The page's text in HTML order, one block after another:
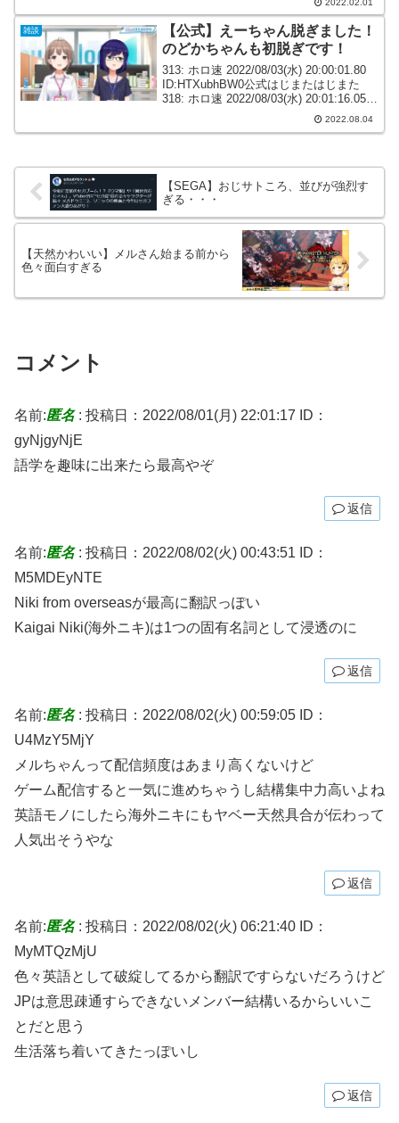
2022.02.01
雑談
【公式】えーちゃん脱ぎました！
のどかちゃんも初脱ぎです！
313: ホロ速 2022/08/03(水) 20:00:01.80
ID:HTXubhBW0公式はじまたはじまた
318: ホロ速 2022/08/03(水) 20:01:16.05
ID:0Emgmzif0Aちゃん脱いだ2:09～2022.08.04
【SEGA】おじサトころ、並びが強烈す
ぎる・・・
【天然かわいい】メルさん始まる前から
色々面白すぎる
コメント
名前:匿名: 投稿日：2022/08/01(月) 22:01:17
ID：
gyNjgyNjE
語学を趣味に出来たら最高やぞ
返信
名前:匿名: 投稿日：2022/08/02(火) 00:43:51
ID：
M5MDEyNTE
Niki from overseasが最高に翻訳っぽい
Kaigai Niki(海外ニキ)は1つの固有名詞として浸透のに
返信
名前:匿名: 投稿日：2022/08/02(火) 00:59:05 ID：
U4MzY5MjY
メルちゃんって配信頻度はあまり高くないけど
ゲーム配信すると一気に進めちゃうし結構集中力高いよね
英語モノにしたら海外ニキにもヤベー天然具合が伝わって
人気出そうやな
返信
名前:匿名: 投稿日：2022/08/02(火) 06:21:40 ID：
MyMTQzMjU
色々英語として破綻してるから翻訳ですらないだろうけど
JPは意思疎通すらできないメンバー結構いるからいいこ
とだと思う
生活落ち着いてきたっぽいし
返信